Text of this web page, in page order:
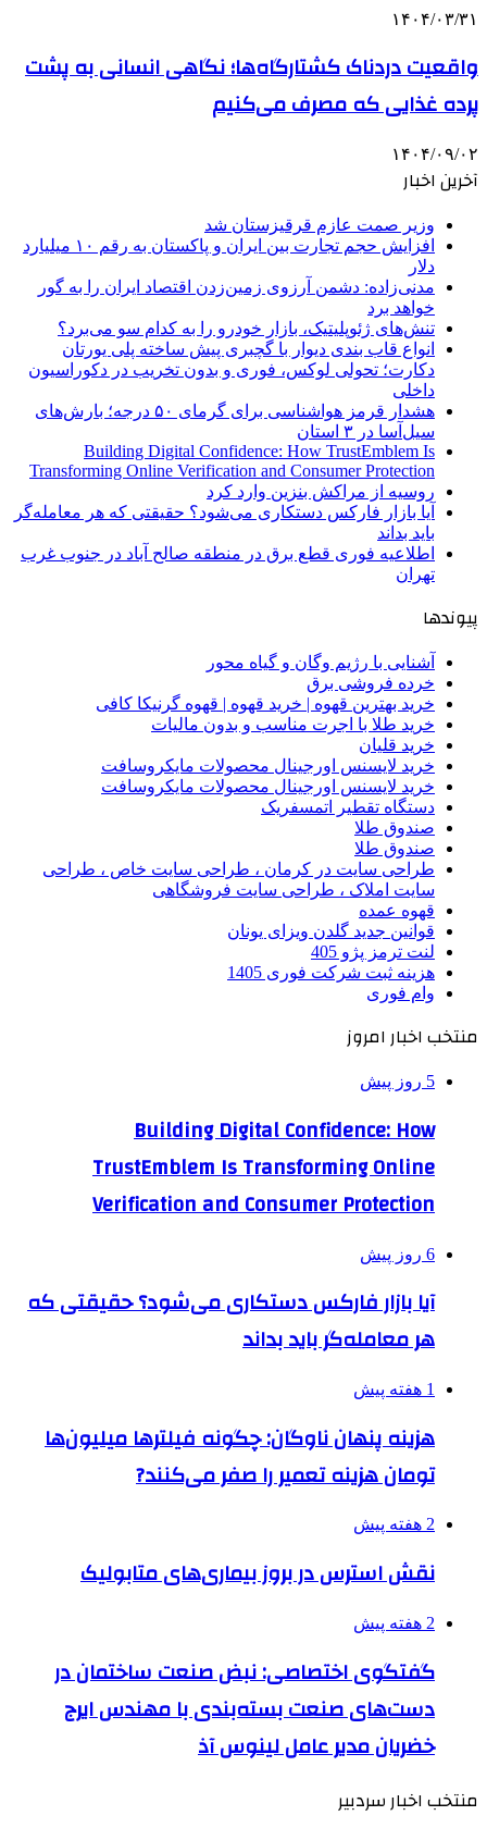
۱۴۰۴/۰۳/۳۱
واقعیت دردناک کشتارگاه‌ها؛ نگاهی انسانی به پشت
پرده غذایی که مصرف می‌کنیم
۱۴۰۴/۰۹/۰۲
آخرین اخبار
وزیر صمت عازم قرقیزستان شد
افزایش حجم تجارت بین ایران و پاکستان به رقم ۱۰ میلیارد
دلار
مدنی‌زاده: دشمن آرزوی زمین‌زدن اقتصاد ایران را به گور
خواهد برد
تنش‌های ژئوپلیتیک، بازار خودرو را به کدام سو می‌برد؟
انواع قاب بندی دیوار با گچبری پیش ساخته پلی یورتان
دکارت؛ تحولی لوکس، فوری و بدون تخریب در دکوراسیون
داخلی
هشدار قرمز هواشناسی برای گرمای ۵۰ درجه؛ بارش‌های
سیل‌آسا در ۳ استان
Building Digital Confidence: How TrustEmblem Is
Transforming Online Verification and Consumer Protection
روسیه از مراکش بنزین وارد کرد
آیا بازار فارکس دستکاری می‌شود؟ حقیقتی که هر معامله‌گر
باید بداند
اطلاعیه فوری قطع برق در منطقه صالح آباد در جنوب غرب
تهران
پیوندها
آشنایی با رژیم وگان و گیاه محور
خرده فروشی برق
خرید بهترین قهوه | خرید قهوه | قهوه گرنیکا کافی
خرید طلا با اجرت مناسب و بدون مالیات
خرید قلیان
خرید لایسنس اورجینال محصولات مایکروسافت
خرید لایسنس اورجینال محصولات مایکروسافت
دستگاه تقطیر اتمسفریک
صندوق طلا
صندوق طلا
طراحی سایت در کرمان ، طراحی سایت خاص ، طراحی
سایت املاک ، طراحی سایت فروشگاهی
قهوه عمده
قوانین جدید گلدن ویزای یونان
لنت ترمز پژو 405
هزینه ثبت شرکت فوری 1405
وام فوری
منتخب اخبار امروز
5 روز پیش
Building Digital Confidence: How
TrustEmblem Is Transforming Online
Verification and Consumer Protection
6 روز پیش
آیا بازار فارکس دستکاری می‌شود؟ حقیقتی که
هر معامله‌گر باید بداند
1 هفته پیش
هزینه پنهان ناوگان: چگونه فیلترها میلیون‌ها
تومان هزینه تعمیر را صفر می‌کنند?
2 هفته پیش
نقش استرس در بروز بیماری‌های متابولیک
2 هفته پیش
گفتگوی اختصاصی: نبض صنعت ساختمان در
دست‌های صنعت بسته‌بندی با مهندس ایرج
خضریان مدیر عامل لینوس آذ
منتخب اخبار سردبیر